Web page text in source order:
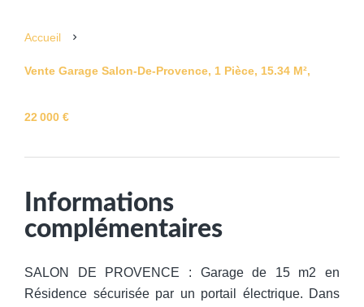
Accueil
Vente Garage Salon-De-Provence, 1 Pièce, 15.34 M²,
22 000 €
Informations
complémentaires
SALON DE PROVENCE : Garage de 15 m2 en
Résidence sécurisée par un portail électrique. Dans